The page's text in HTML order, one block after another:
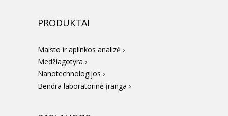
PRODUKTAI
Maisto ir aplinkos analizė ›
Medžiagotyra ›
Nanotechnologijos ›
Bendra laboratorinė įranga ›